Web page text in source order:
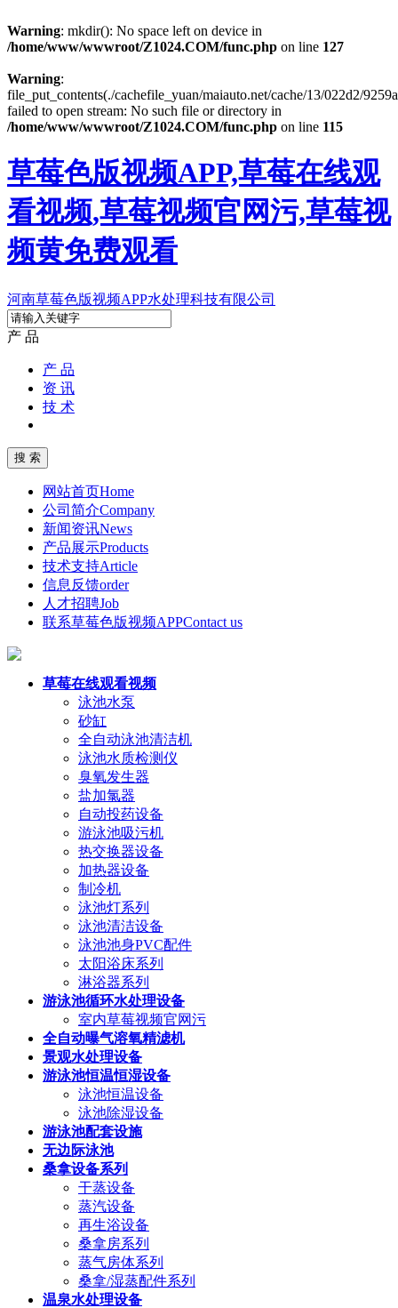
Warning: mkdir(): No space left on device in
/home/www/wwwroot/Z1024.COM/func.php on line 127
Warning:
file_put_contents(./cachefile_yuan/maiauto.net/cache/13/022d2/
failed to open stream: No such file or directory in
/home/www/wwwroot/Z1024.COM/func.php on line 115
草莓色版视频APP,草莓在线观
看视频,草莓视频官网污,草莓视
频黄免费观看
河南草莓色版视频APP水处理科技有限公司
产 品
产 品
资 讯
技 术
网站首页Home
公司简介Company
新闻资讯News
产品展示Products
技术支持Article
信息反馈order
人才招聘Job
联系草莓色版视频APPContact us
草莓在线观看视频
泳池水泵
砂缸
全自动泳池清洁机
泳池水质检测仪
臭氧发生器
盐加氯器
自动投药设备
游泳池吸污机
热交换器设备
加热器设备
制冷机
泳池灯系列
泳池清洁设备
泳池池身PVC配件
太阳浴床系列
淋浴器系列
游泳池循环水处理设备
室内草莓视频官网污
全自动曝气溶氧精滤机
景观水处理设备
游泳池恒温恒湿设备
泳池恒温设备
泳池除湿设备
游泳池配套设施
无边际泳池
桑拿设备系列
干蒸设备
蒸汽设备
再生浴设备
桑拿房系列
蒸气房体系列
桑拿/湿蒸配件系列
温泉水处理设备